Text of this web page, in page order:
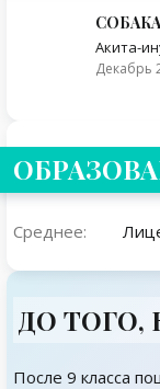
СОБАКА
Акита-
Декабрь
Среднее:
ДО ТОГО,
После 9 класса